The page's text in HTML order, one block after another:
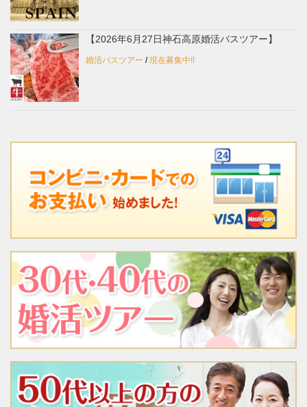
【2026年6月27日神石高原婚活バスツアー】
婚活バスツアー /現在募集中!!